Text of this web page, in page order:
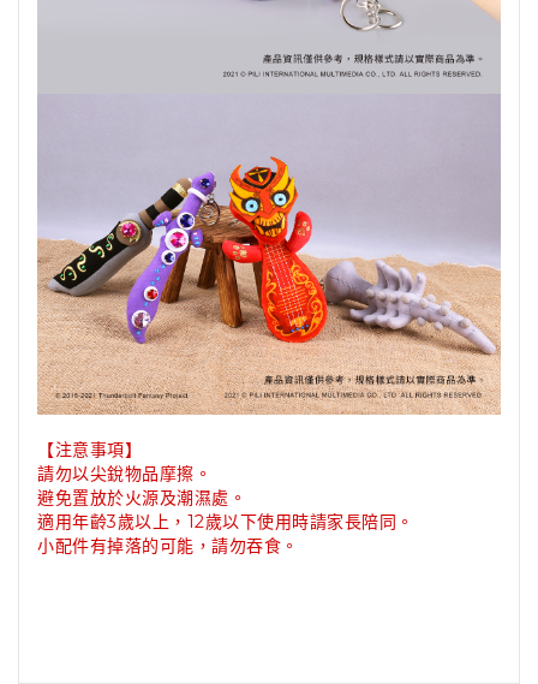
【注意事項】
請勿以尖銳物品摩擦。
避免置放於火源及潮濕處 。
適用年齡3歲以上，12歲以下使用時請家長陪同 。
小配件有掉落的可能，請勿吞食 。